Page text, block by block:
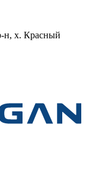
н, х. Красный